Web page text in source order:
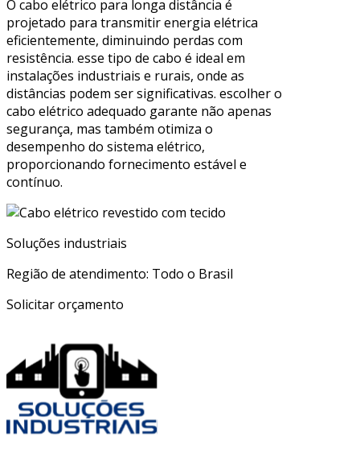
O cabo elétrico para longa distância é
projetado para transmitir energia elétrica
eficientemente, diminuindo perdas com
resistência. esse tipo de cabo é ideal em
instalações industriais e rurais, onde as
distâncias podem ser significativas. escolher o
cabo elétrico adequado garante não apenas
segurança, mas também otimiza o
desempenho do sistema elétrico,
proporcionando fornecimento estável e
contínuo.
Soluções industriais
Região de atendimento: Todo o Brasil
Solicitar orçamento